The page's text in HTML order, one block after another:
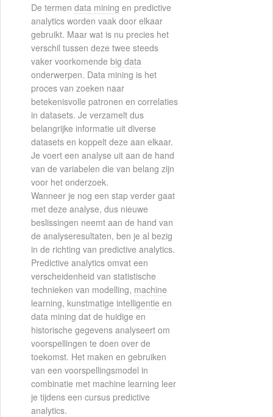
De termen data mining en predictive
analytics worden vaak door elkaar
gebruikt. Maar wat is nu precies het
verschil tussen deze twee steeds
vaker voorkomende big data
onderwerpen. Data mining is het
proces van zoeken naar
betekenisvolle patronen en correlaties
in datasets. Je verzamelt dus
belangrijke informatie uit diverse
datasets en koppelt deze aan elkaar.
Je voert een analyse uit aan de hand
van de variabelen die van belang zijn
voor het onderzoek.
Wanneer je nog een stap verder gaat
met deze analyse, dus nieuwe
beslissingen neemt aan de hand van
de analyseresultaten, ben je al bezig
in de richting van predictive analytics.
Predictive analytics omvat een
verscheidenheid van statistische
technieken van modelling, machine
learning, kunstmatige intelligentie en
data mining dat de huidige en
historische gegevens analyseert om
voorspellingen te doen over de
toekomst. Het maken en gebruiken
van een voorspellingsmodel in
combinatie met machine learning leer
je tijdens een cursus predictive
analytics.